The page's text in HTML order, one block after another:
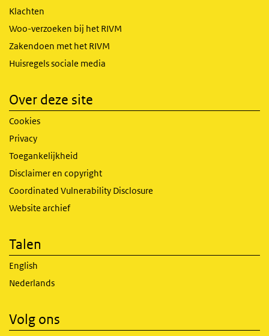
Klachten
Woo-verzoeken bij het RIVM
Zakendoen met het RIVM
Huisregels sociale media
Over deze site
Cookies
Privacy
Toegankelijkheid
Disclaimer en copyright
Coordinated Vulnerability Disclosure
Website archief
Talen
English
Nederlands
Volg ons